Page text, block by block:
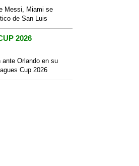
Messi, Miami se
de San Luis
2026
ante Orlando en su
Cup 2026